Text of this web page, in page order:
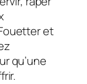
et
qu’une